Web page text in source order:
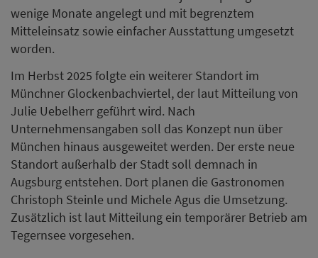
wenige Monate angelegt und mit begrenztem
Mitteleinsatz sowie einfacher Ausstattung umgesetzt
worden.
Im Herbst 2025 folgte ein weiterer Standort im
Münchner Glockenbachviertel, der laut Mitteilung von
Julie Uebelherr geführt wird. Nach
Unternehmensangaben soll das Konzept nun über
München hinaus ausgeweitet werden. Der erste neue
Standort außerhalb der Stadt soll demnach in
Augsburg entstehen. Dort planen die Gastronomen
Christoph Steinle und Michele Agus die Umsetzung.
Zusätzlich ist laut Mitteilung ein temporärer Betrieb am
Tegernsee vorgesehen.